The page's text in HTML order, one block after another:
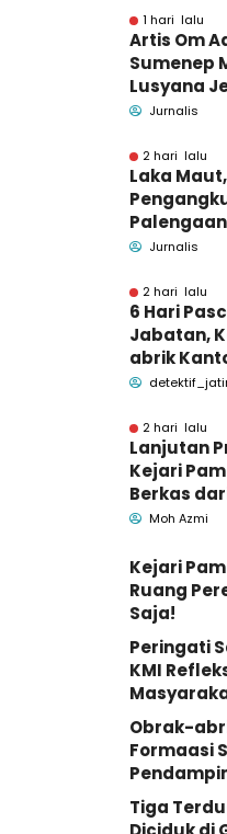
Barang
1 hari lalu
Artis Om
Sumenep
Lusyana
Jurnalis
2 hari lalu
Laka Maut,
Jurnalis
2 hari lalu
6 Hari
Jabatan,
abrik
Pemkab
2 hari lalu
Lanjutan
Kejari
Berkas
Pemkab
Moh Azmi
Kejari
Ruang
Saja!
Peringati
KMI
Obrak-
Formaasi
Tiga